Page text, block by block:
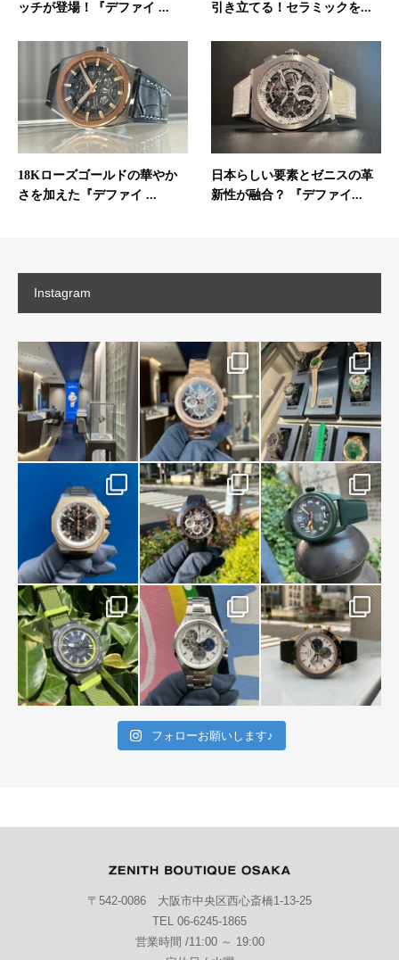
ッチが登場！『デファイ ...
引き立てる！セラミックを...
18Kローズゴールドの華やか
さを加えた『デファイ ...
日本らしい要素とゼニスの革
新性が融合？ 『デファイ...
Instagram
フォローお願いします♪
〒542-0086 大阪市中央区西心斎橋1-13-25
TEL 06-6245-1865
営業時間 /11:00 ～ 19:00